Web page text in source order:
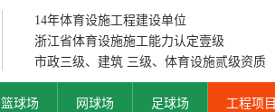
14年体育设施工程建设单位
浙江省体育设施施工能力认定壹级
市政三级、建筑 三级、体育设施贰级资质
篮球场 网球场 足球场 工程项目